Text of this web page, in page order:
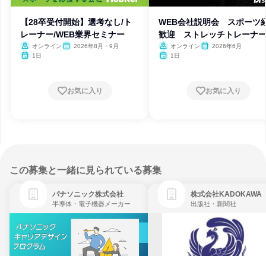
【28卒受付開始】選考なし/ト
レーナー/WEB業界セミナー
オンライン
2026年8月・9月
1日
お気に入り
WEB会社説明会 スポーツ
歓迎 ストレッチトレーナー
オンライン
2026年6月
1日
お気に入り
この募集と一緒に見られている募集
パナソニック株式会社
半導体・電子機器メーカー
株式会社KADOKAWA
出版社・新聞社